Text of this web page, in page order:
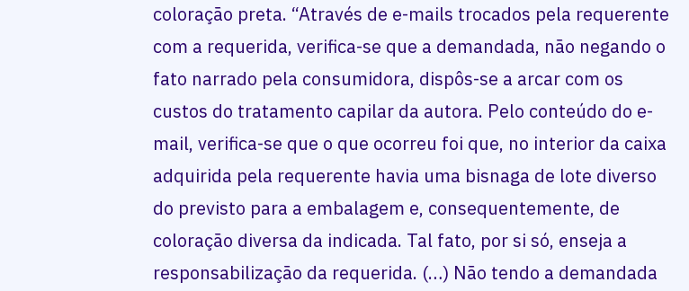
coloração preta. “Através de e-mails trocados pela requerente
com a requerida, verifica-se que a demandada, não negando o
fato narrado pela consumidora, dispôs-se a arcar com os
custos do tratamento capilar da autora. Pelo conteúdo do e-
mail, verifica-se que o que ocorreu foi que, no interior da caixa
adquirida pela requerente havia uma bisnaga de lote diverso
do previsto para a embalagem e, consequentemente, de
coloração diversa da indicada. Tal fato, por si só, enseja a
responsabilização da requerida. (…) Não tendo a demandada